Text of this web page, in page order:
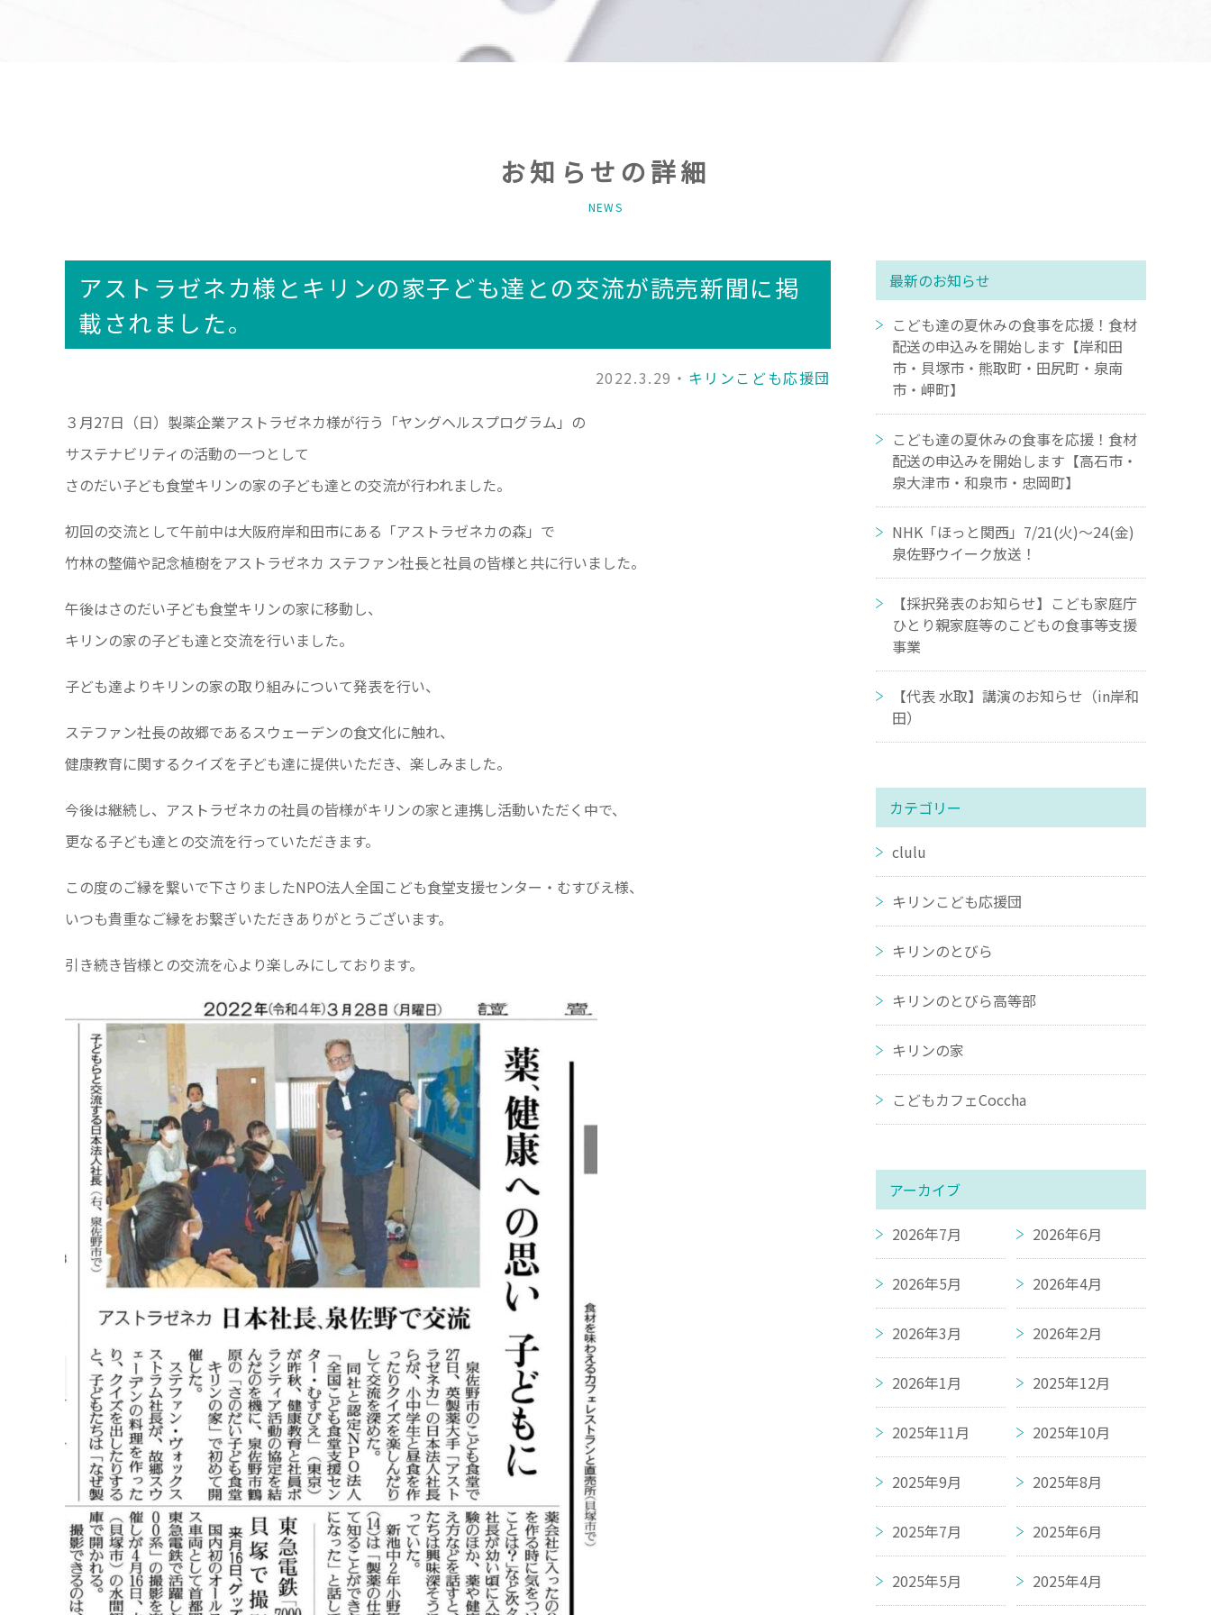
お知らせの詳細
NEWS
アストラゼネカ様とキリンの家子ども達との交流が読売新聞に掲
載されました。
2022.3.29・ キリンこども応援団
３月27日（日）製薬企業アストラゼネカ様が行う「ヤングヘルスプログラム」の
サステナビリティの活動の一つとして
さのだい子ども食堂キリンの家の子ども達との交流が行われました。
初回の交流として午前中は大阪府岸和田市にある「アストラゼネカの森」で
竹林の整備や記念植樹をアストラゼネカ ステファン社長と社員の皆様と共に行いました。
午後はさのだい子ども食堂キリンの家に移動し、
キリンの家の子ども達と交流を行いました。
子ども達よりキリンの家の取り組みについて発表を行い、
ステファン社長の故郷であるスウェーデンの食文化に触れ、
健康教育に関するクイズを子ども達に提供いただき、楽しみました。
今後は継続し、アストラゼネカの社員の皆様がキリンの家と連携し活動いただく中で、
更なる子ども達との交流を行っていただきます。
この度のご縁を繋いで下さりましたNPO法人全国こども食堂支援センター・むすびえ様、
いつも貴重なご縁をお繋ぎいただきありがとうございます。
引き続き皆様との交流を心より楽しみにしております。
最新のお知らせ
こども達の夏休みの食事を応援！食材
配送の申込みを開始します【岸和田
市・貝塚市・熊取町・田尻町・泉南
市・岬町】
こども達の夏休みの食事を応援！食材
配送の申込みを開始します【高石市・
泉大津市・和泉市・忠岡町】
NHK「ほっと関西」7/21(火)～24(金)
泉佐野ウイーク放送！
【採択発表のお知らせ】こども家庭庁
ひとり親家庭等のこどもの食事等支援
事業
【代表 水取】講演のお知らせ（in岸和
田）
カテゴリー
clulu
キリンこども応援団
キリンのとびら
キリンのとびら高等部
キリンの家
こどもカフェCoccha
アーカイブ
2026年7月 2026年6月
2026年5月 2026年4月
2026年3月 2026年2月
2026年1月 2025年12月
2025年11月 2025年10月
2025年9月 2025年8月
2025年7月 2025年6月
2025年5月 2025年4月